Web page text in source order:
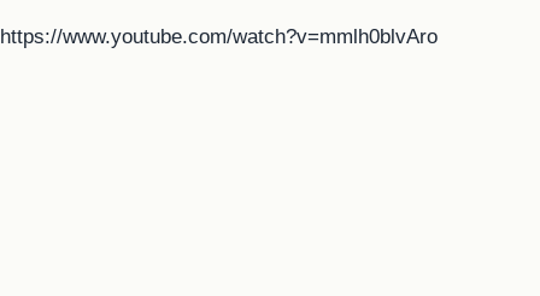
https://www.youtube.com/watch?v=mmlh0blvAro